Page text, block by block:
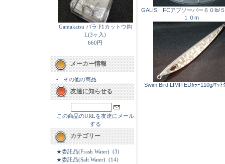
Gamakatsu バラ F1カットウ鈎
L(3ヶ入)
660円
メーカー情報
- その他の商品
友達に知らせる
この商品のURLを友達にメール
する
カテゴリー
★委託品(Frash Water) (3)
★委託品(Salt Water) (14)
GALIS FCアブソーバー６０lb/
１０m
Swim Bird LIMITEDｶﾗｰ110g/ﾏｯﾄ